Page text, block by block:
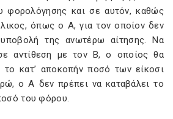
φορολόγησης και σε αυτόν, καθώς
όπως ο Α, για τον οποίον δεν
υποβολή της ανωτέρω αίτησης. Να
σε αντίθεση με τον Β, ο οποίος θα
το κατ’ αποκοπήν ποσό των είκοσι
ο Α δεν πρέπει να καταβάλει το
του φόρου.